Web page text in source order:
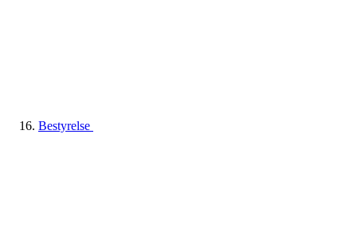
Bestyrelse